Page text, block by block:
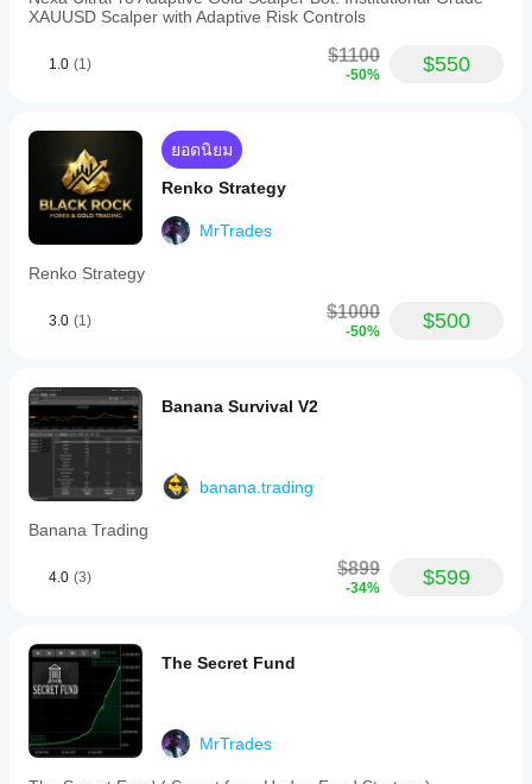
supports
limit
order
trailing
stops,
and
automatic
management
close
conflicting
The
time
heartbeat
logging
every
five
minutes,
balance,
drawdown,
positions,
and
key
indicators
transparency.
Backtest
XAUUSD Scalper with Adaptive Risk Controls
1.0 (1) $1100
-50% $550
ยอดนิยม
Renko Strategy
MrTrades
Renko Strategy
3.0 (1) $1000
-50% $500
Banana Survival V2
banana.trading
Banana Trading
4.0 (3) $899
-34% $599
The Secret Fund
MrTrades